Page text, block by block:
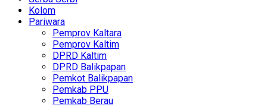
Kolom
Pariwara
Pemprov Kaltara
Pemprov Kaltim
DPRD Kaltim
DPRD Balikpapan
Pemkot Balikpapan
Pemkab PPU
Pemkab Berau